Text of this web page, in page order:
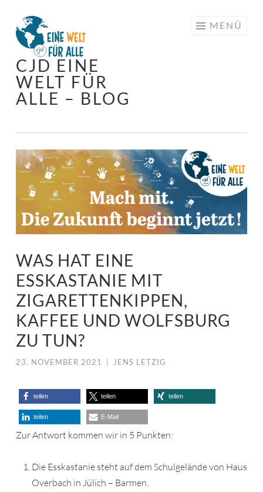
Springe
zum
Inhalt
CJD EINE
WELT FÜR
ALLE – BLOG
MENÜ
WAS HAT EINE
ESSKASTANIE MIT
ZIGARETTENKIPPEN,
KAFFEE UND WOLFSBURG
ZU TUN?
23. NOVEMBER 2021 JENS LETZIG
teilen teilen teilen
teilen E-Mail
Zur Antwort kommen wir in 5 Punkten:
Die Esskastanie steht auf dem Schulgelände von Haus
Overbach in Jülich – Barmen.